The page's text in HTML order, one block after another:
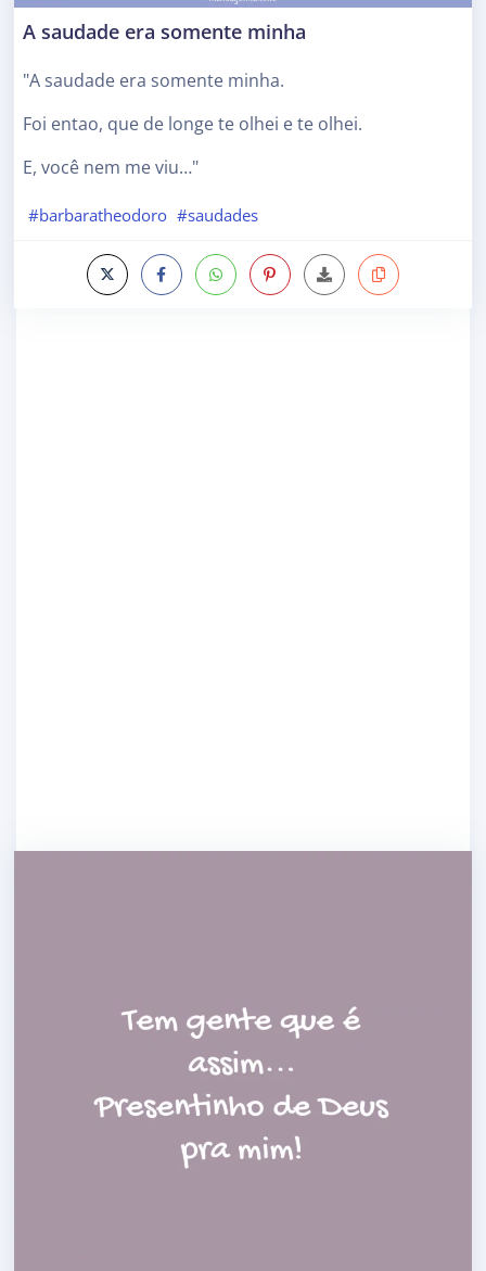
A saudade era somente minha
"A saudade era somente minha.
Foi entao, que de longe te olhei e te olhei.
E, você nem me viu…"
#barbaratheodoro #saudades